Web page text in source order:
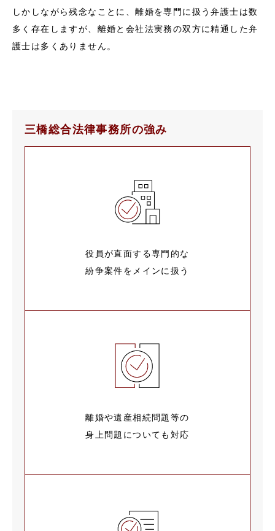
しかしながら残念なことに、離婚を専門に扱う弁護士は数
多く存在しますが、離婚と会社法実務の双方に精通した弁
護士は多くありません。
三橋総合法律事務所の強み
役員が直面する専門的な
紛争案件をメインに扱う
離婚や遺産相続問題等の
身上問題についても対応